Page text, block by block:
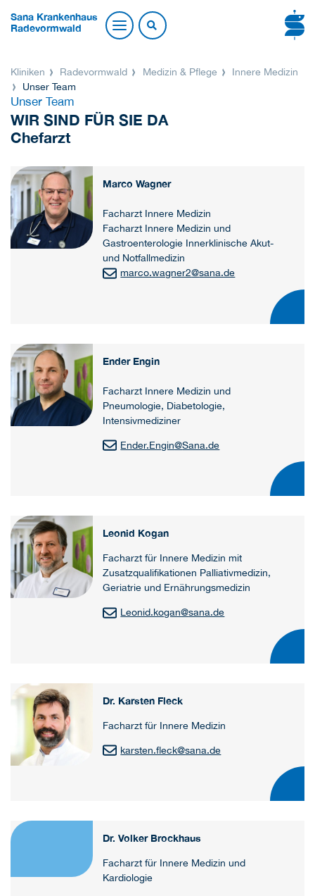
Sana Krankenhaus
Radevormwald
Kliniken Radevormwald Medizin & Pflege
Innere Medizin
Unser Team
Unser Team
WIR SIND FÜR SIE DA
Chefarzt
Marco Wagner
Facharzt Innere Medizin
Facharzt Innere Medizin und
Gastroenterologie Innerklinische Akut-
und Notfallmedizin
marco.wagner2@sana.de
Ender Engin
Facharzt Innere Medizin und
Pneumologie, Diabetologie,
Intensivmediziner
Ender.Engin@Sana.de
Leonid Kogan
Facharzt für Innere Medizin mit
Zusatzqualifikationen Palliativmedizin,
Geriatrie und Ernährungsmedizin
Leonid.kogan@sana.de
Dr. Karsten Fleck
Facharzt für Innere Medizin
karsten.fleck@sana.de
Dr. Volker Brockhaus
Facharzt für Innere Medizin und
Kardiologie